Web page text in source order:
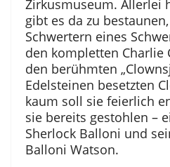
Zirkusmuseum. Allerlei
gibt es da zu
Schwertern eines
den kompletten Charlie
den berühmten
Edelsteinen besetzten
kaum soll sie feierlich
sie bereits gestohlen –
Sherlock Balloni und
Balloni Watson.